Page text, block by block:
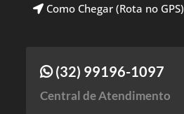
Como Chegar (Rota no GPS)
(32) 99196-1097
Central de Atendimento